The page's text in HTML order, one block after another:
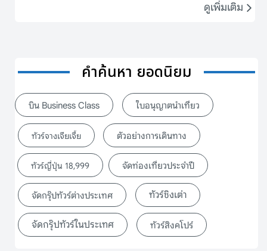
ดูเพิ่มเติม
คำค้นหา ยอดนิยม
บิน Business Class ใบอนุญาตนำเที่ยว
ทัวร์จางเจียเจี้ย ตัวอย่างการเดินทาง
ทัวร์ญี่ปุ่น 18,999 จัดท่องเที่ยวประจำปี
จัดกรุ๊ปทัวร์ต่างประเทศ ทัวร์ชิงเต่า
จัดกรุ๊ปทัวร์ในประเทศ ทัวร์สิงคโปร์